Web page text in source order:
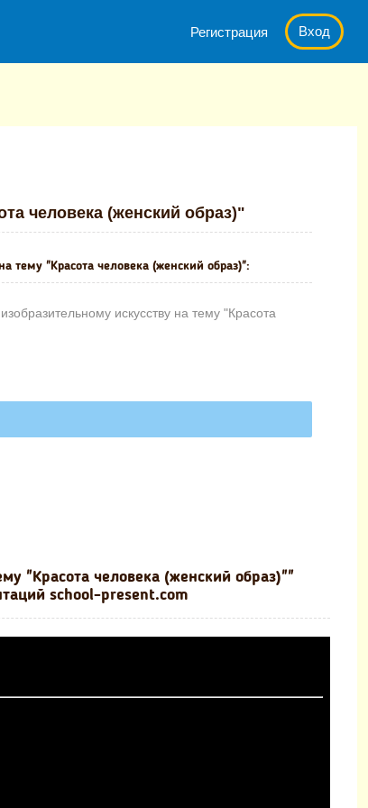
Регистрация Вход
человека (женский образ)"
тему "Красота человека (женский образ)":
искусству на тему "Красота
"Красота человека (женский образ)""
school-present.com